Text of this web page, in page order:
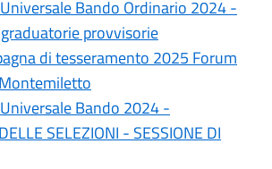
Bando Ordinario 2024 -
provvisorie
di tesseramento 2025 Forum
Bando 2024 -
SELEZIONI - SESSIONE DI